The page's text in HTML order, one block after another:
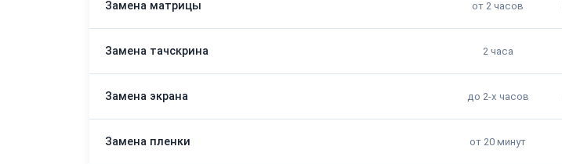
Замена матрицы от 2 часов
Замена тачскрина 2 часа
Замена экрана до 2-х часов
Замена пленки от 20 минут